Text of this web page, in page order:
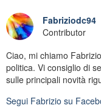
Fabriziodc94
Contributor
Ciao, mi chiamo
politica. Vi consiglio di
sulle principali novità
Segui Fabrizio su